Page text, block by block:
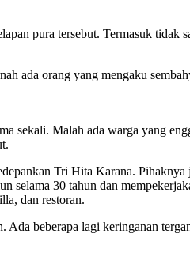
pura tersebut. Termasuk tidak
ada orang yang mengaku
sekali. Malah ada warga yang
Tri Hita Karana. Pihaknya
30 tahun dan
dan restoran.
beberapa lagi keringanan